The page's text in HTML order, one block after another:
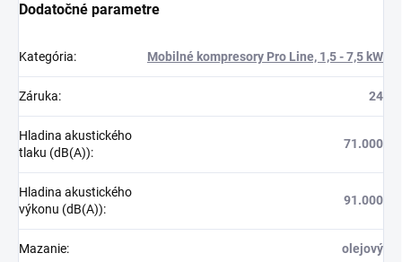
Dodatočné parametre
Kategória: Mobilné kompresory Pro Line, 1,5 - 7,5 kW
Záruka: 24
Hladina akustického
tlaku (dB(A)):
71.000
Hladina akustického
výkonu (dB(A)):
91.000
Mazanie: olejový